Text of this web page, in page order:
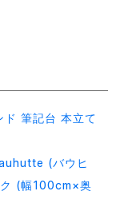
ド 筆記台 本立て
(バウヒ
(幅100cm×奥